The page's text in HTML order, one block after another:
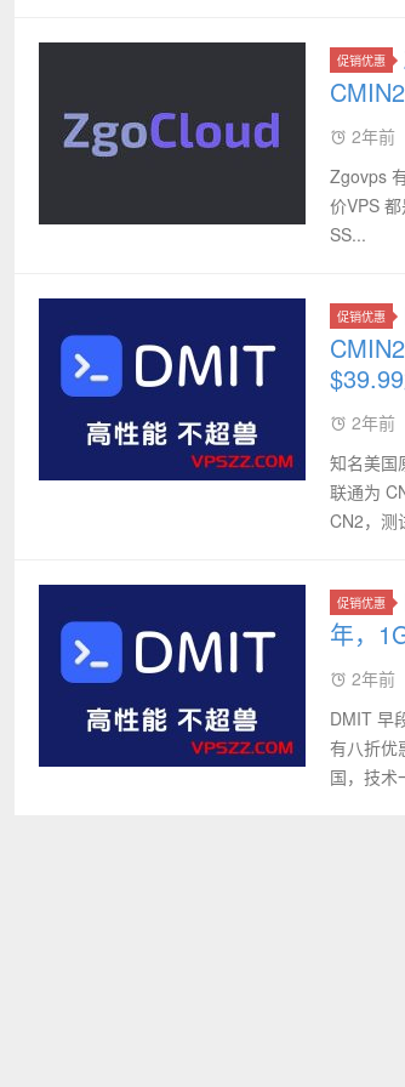
促销优惠
2年前
Zgovps
价VPS
SS...
促销优惠
2年前
知名美国
联通为
CN2，测
促销优惠
年，
2年前
DMIT 早
有八折优
国，技术